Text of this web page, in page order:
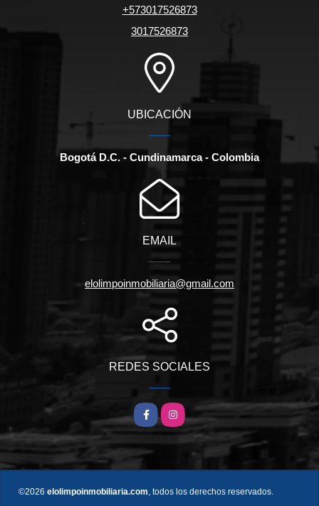
+573017526873
3017526873
UBICACIÓN
Bogotá D.C. - Cundinamarca - Colombia
EMAIL
elolimpoinmobiliaria@gmail.com
REDES SOCIALES
FacebookInstagram
©2026 elolimpoinmobiliaria.com, todos los derechos reservados.